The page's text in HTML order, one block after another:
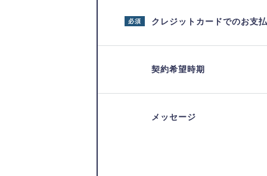
クレジットカードでのお支
必須
契約希望時期
メッセージ